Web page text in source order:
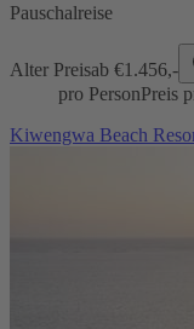
Pauschalreise
Alter Preisab €1.456,-
pro PersonPreis
Kiwengwa Beach